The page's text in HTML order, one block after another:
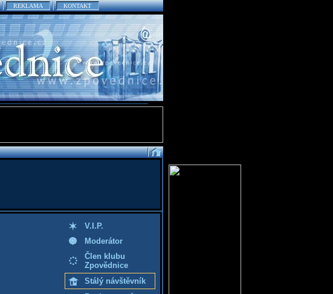
REKLAMA KONTAKT
V.I.P.
Moderátor
Člen klubu
Zpovědnice
Stálý návštěvník